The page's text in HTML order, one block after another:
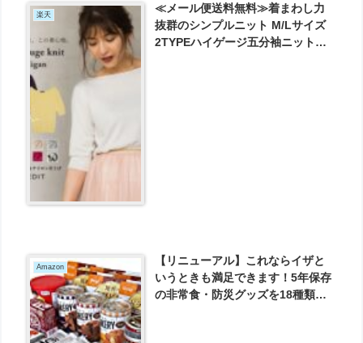
楽天
≪メール便送料無料≫着まわし力
抜群のシンプルニット M/Lサイズ
2TYPEハイゲージ五分袖ニットト
Amazon
【リニューアル】これならイザと
いうときも満足できます！5年保存
の非常食・防災グッズを18種類セ